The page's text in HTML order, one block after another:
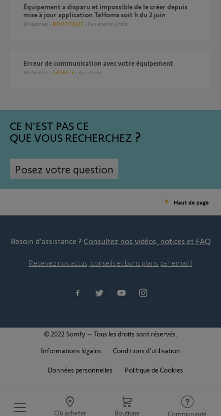
Où acheter Boutique Communauté
Équipement a disparu et impossible de le créer depuis
mise à jour application TaHoma soit h du 2 juin
16 réponses DOMOTIQUE il y a environ 2 mois
Erreur de communication avec votre équipement
18 réponses SÉCURITÉ il y a 2 mois
CE N'EST PAS CE
QUE VOUS RECHERCHEZ
Posez votre question
Haut de page
Besoin d’assistance ? Consultez nos vidéos, notices et FAQ
Recevez nos actus, conseils et bons plans par email !
© 2022 Somfy – Tous les droits sont réservés.
Informations légales
Conditions d'utilisation
Données personnelles Politique de Cookies